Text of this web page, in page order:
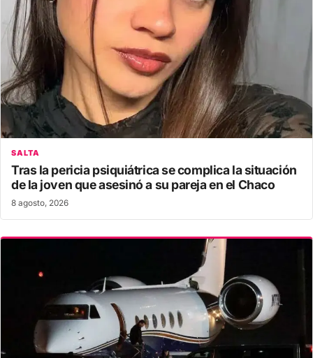
SALTA
Tras la pericia psiquiátrica se complica la situación
de la joven que asesinó a su pareja en el Chaco
8 agosto, 2026